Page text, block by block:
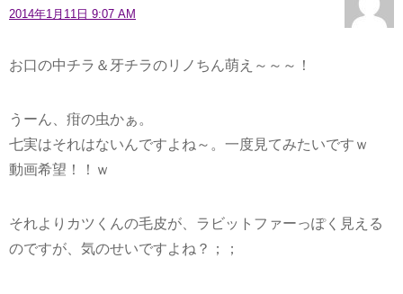
2014年1月11日 9:07 AM
お口の中チラ＆牙チラのリノちん萌え～～～！
うーん、疳の虫かぁ。
七実はそれはないんですよね～。一度見てみたいですｗ
動画希望！！ｗ
それよりカツくんの毛皮が、ラビットファーっぽく見える
のですが、気のせいですよね？；；